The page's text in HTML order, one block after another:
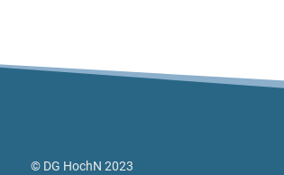
© DG HochN 2023